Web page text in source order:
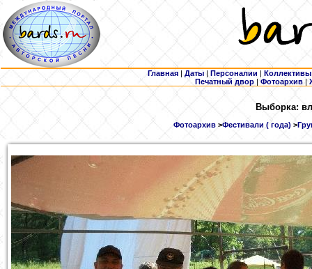
Главная | Даты | Персоналии | Коллективы
Печатный двор |Фотоархив |
Выборка:
Фотоархив>Фестивали ( года)>